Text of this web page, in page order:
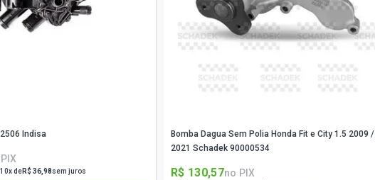
Indisa
deR$ 36,98sem juros
Bomba Dagua Sem Polia Honda Fit e City 1.5 2009 /
2021 Schadek 90000534
R$ 130,57no PIX